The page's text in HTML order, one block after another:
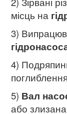
місць на
3)
4)
5) Вал
або